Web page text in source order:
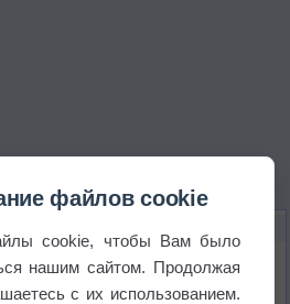
файлов cookie
cookie, чтобы Вам было
нашим сайтом. Продолжая
с их использованием.